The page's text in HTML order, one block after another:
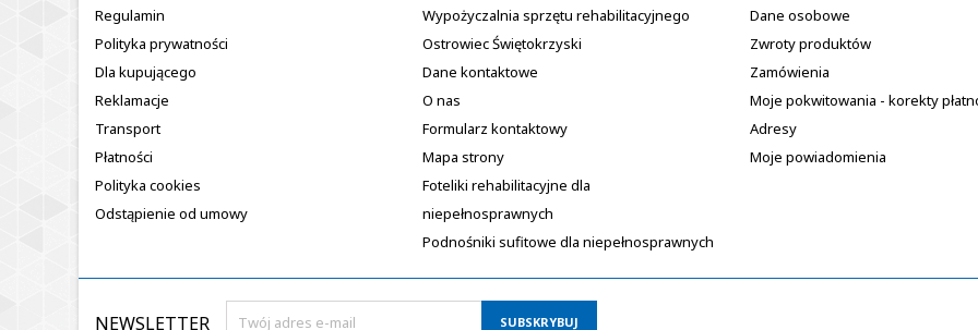
Regulamin
Polityka prywatności
Dla kupującego
Reklamacje
Transport
Płatności
Polityka cookies
Odstąpienie od umowy
Wypożyczalnia sprzętu rehabilitacyjnego
Ostrowiec Świętokrzyski
Dane kontaktowe
O nas
Formularz kontaktowy
Mapa strony
Foteliki rehabilitacyjne dla
niepełnosprawnych
Podnośniki sufitowe dla niepełnosprawnych
Dane osobowe
Zwroty produktów
Zamówienia
Moje pokwitowania - korekty
Adresy
Moje powiadomienia
NEWSLETTER